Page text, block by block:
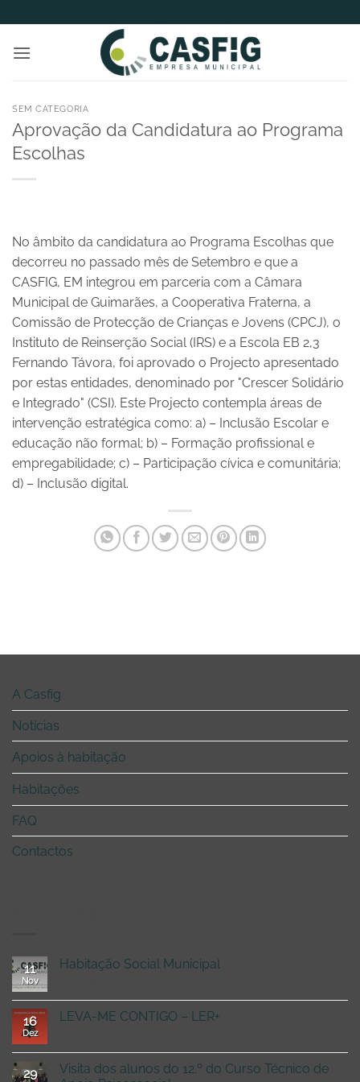
to
content
SEM CATEGORIA
Aprovação da Candidatura ao Programa
Escolhas
No âmbito da candidatura ao Programa Escolhas que
decorreu no passado mês de Setembro e que a
CASFIG, EM integrou em parceria com a Câmara
Municipal de Guimarães, a Cooperativa Fraterna, a
Comissão de Protecção de Crianças e Jovens (CPCJ), o
Instituto de Reinserção Social (IRS) e a Escola EB 2,3
Fernando Távora, foi aprovado o Projecto apresentado
por estas entidades, denominado por "Crescer Solidário
e Integrado" (CSI). Este Projecto contempla áreas de
intervenção estratégica como: a) – Inclusão Escolar e
educação não formal; b) – Formação profissional e
empregabilidade; c) – Participação cívica e comunitária;
d) – Inclusão digital.
A Casfig
Notícias
Apoios à habitação
Habitações
FAQ
Contactos
11
Nov
Habitação Social Municipal
Social
Municipal
16
Dez
LEVA-ME CONTIGO – LER+
CONTIGO
29
Visita dos alunos do 12.º do Curso Técnico de